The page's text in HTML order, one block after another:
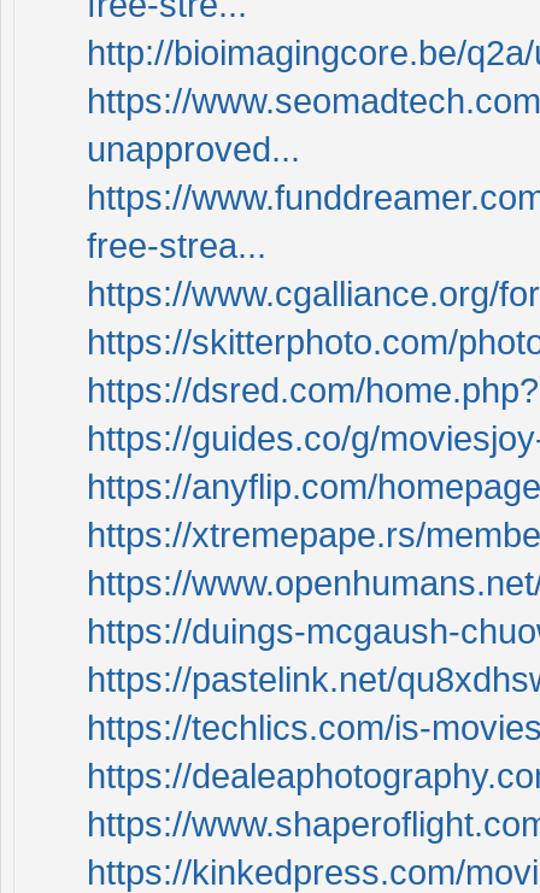
http://bioimagingcore.be/
https://
unapproved...
https://
free-strea...
https://www.cgalliance.org/
https://skitterphoto.com/
https://dsred.com/
https://guides.co/g/
https://anyflip.com/
https://xtremepape.rs/
https://
https://duings-mcgaush-
https://pastelink.net/
https://techlics.com/is-
https://
https://
https://kinkedpress.com/